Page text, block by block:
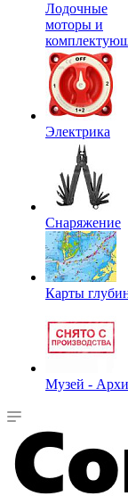
Лодочные
моторы и
Электрика
Снаряжение
Карты
Музей -